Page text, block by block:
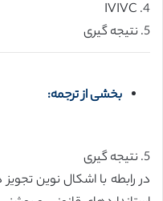
4. IVIVC
5. نتیجه گیری
بخشی از ترجمه:
5. نتیجه گیری
در رابطه با اشکال نوین